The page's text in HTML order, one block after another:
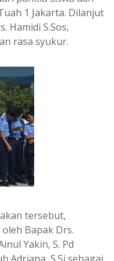
1 Jakarta. Dilanjut
Hamidi S.Sos,
rasa syukur.
tersebut,
Bapak Drs.
Yakin, S. Pd